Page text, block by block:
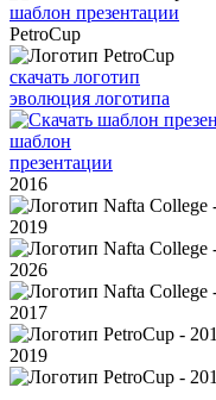
шаблон презентации
PetroCup
скачать логотип
эволюция логотипа
шаблон
презентации
2016
2019
2026
2017
2019